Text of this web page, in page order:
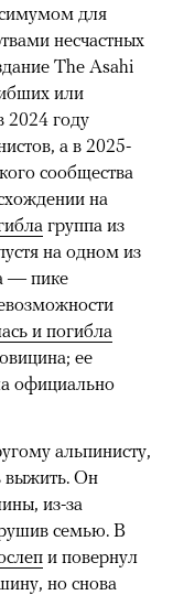
для
несчастных
The Asahi
или
2024 году
а в 2025-
сообщества
на
группа из
на одном из
— пике
и погибла
ее
официально
альпинисту,
выжить. Он
из-за
семью. В
и повернул
но снова